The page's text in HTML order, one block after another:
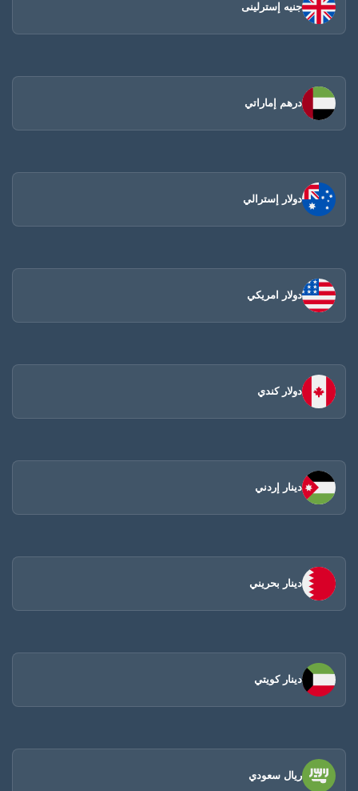
جنيه إسترلينى
درهم إماراتي
دولار إسترالي
دولار امريكي
دولار كندي
دينار إردني
دينار بحريني
دينار كويتي
ريال سعودي